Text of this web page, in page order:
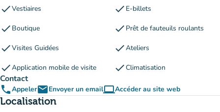
checkVestiaires check E-billets
check Boutique check Prêt de fauteuils roulants
checkVisites Guidées checkAteliers
checkApplication mobile de visite checkClimatisation
Contact
phoneAppeleremailEnvoyer un emailcomputerAccéder au site web
(nouvel onglet)
Localisation